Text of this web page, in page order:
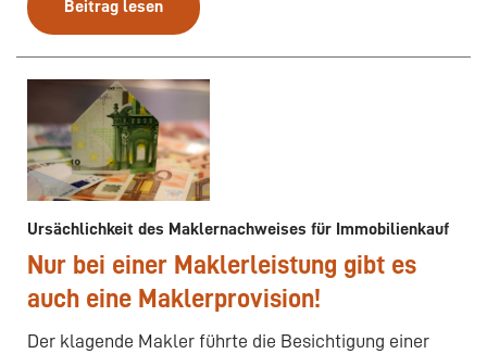
Beitrag lesen
Ursächlichkeit des Maklernachweises für Immobilienkauf
Nur bei einer Maklerleistung gibt es
auch eine Maklerprovision!
Der klagende Makler führte die Besichtigung einer